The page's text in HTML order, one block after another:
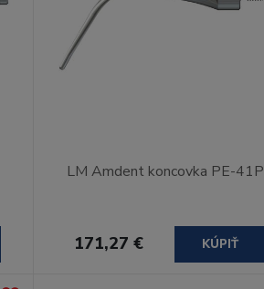
LM Amdent koncovka PE-41P
171,27 € KÚPIŤ